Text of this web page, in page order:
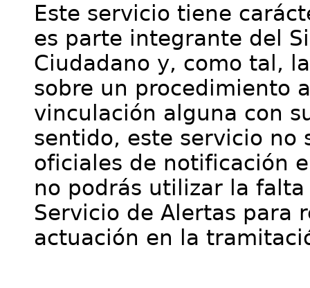
Este servicio tiene
es parte integrante del
Ciudadano y, como tal,
sobre un procedimiento
vinculación alguna con
sentido, este servicio no
oficiales de notificación
no podrás utilizar la
Servicio de Alertas para
actuación en la